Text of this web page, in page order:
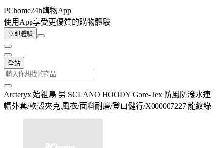
PChome24h購物App
使用App享受更優質的購物體驗
立即體驗
全站
Arcteryx 始祖鳥 男 SOLANO HOODY Gore-Tex 防風防潑水連
帽外套/軟殼夾克.風衣/面料耐磨/登山健行/X000007227 龍紋綠